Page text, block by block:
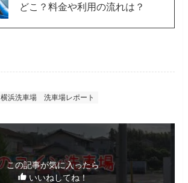
どこ？料金や利用の流れは？
横浜洗車場 洗車場レポート
この記事が気に入ったら
いいねしてね！